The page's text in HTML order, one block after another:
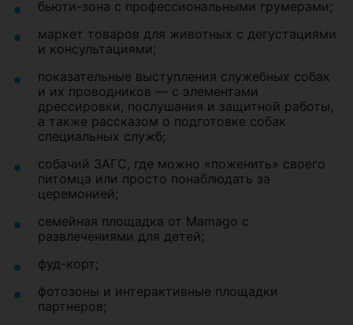
бьюти-зона с профессиональными грумерами;
маркет товаров для животных с дегустациями
и консультациями;
показательные выступления служебных собак
и их проводников — с элементами
дрессировки, послушания и защитной работы,
а также рассказом о подготовке собак
специальных служб;
собачий ЗАГС, где можно «поженить» своего
питомца или просто понаблюдать за
церемонией;
семейная площадка от Mamago с
развлечениями для детей;
фуд-корт;
фотозоны и интерактивные площадки
партнеров;